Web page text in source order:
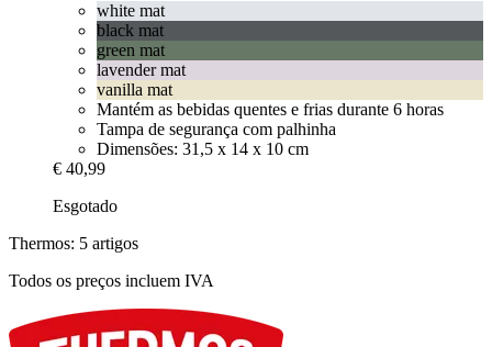
white mat
black mat
green mat
lavender mat
vanilla mat
Mantém as bebidas quentes e frias durante 6 horas
Tampa de segurança com palhinha
Dimensões: 31,5 x 14 x 10 cm
€ 40,99
Esgotado
Thermos: 5 artigos
Todos os preços incluem IVA